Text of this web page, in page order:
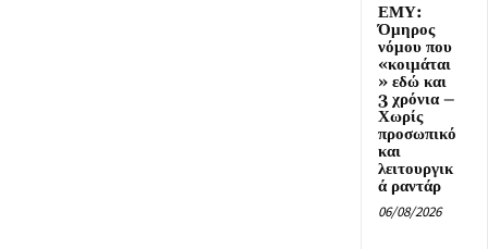
ΕΜΥ:
Όμηρος
νόμου που
«κοιμάται
» εδώ και
3 χρόνια –
Χωρίς
προσωπικό
και
λειτουργικ
ά ραντάρ
06/08/2026